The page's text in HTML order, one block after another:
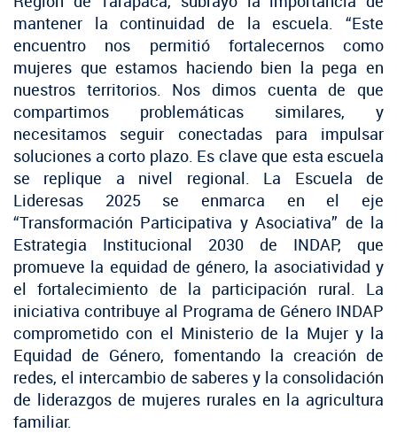
mantener la continuidad de la escuela. “Este
encuentro nos permitió fortalecernos como
mujeres que estamos haciendo bien la pega en
nuestros territorios. Nos dimos cuenta de que
compartimos problemáticas similares, y
necesitamos seguir conectadas para impulsar
soluciones a corto plazo. Es clave que esta escuela
se replique a nivel regional. La Escuela de
Lideresas 2025 se enmarca en el eje
“Transformación Participativa y Asociativa” de la
Estrategia Institucional 2030 de INDAP, que
promueve la equidad de género, la asociatividad y
el fortalecimiento de la participación rural. La
iniciativa contribuye al Programa de Género INDAP
comprometido con el Ministerio de la Mujer y la
Equidad de Género, fomentando la creación de
redes, el intercambio de saberes y la consolidación
de liderazgos de mujeres rurales en la agricultura
familiar.